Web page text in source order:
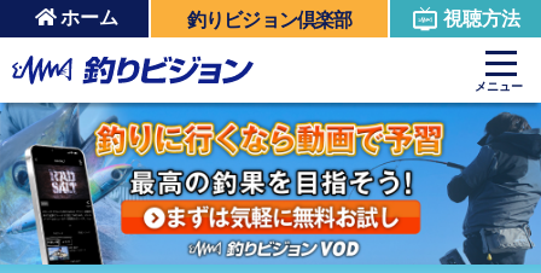
ホーム 釣りビジョン倶楽部 視聴方法
メニュー
周辺の施設を見る